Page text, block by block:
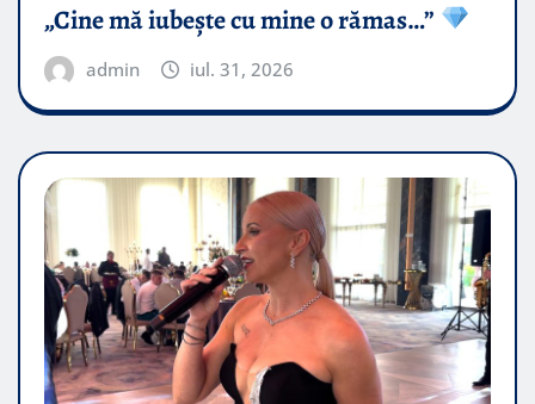
„Cine mă iubește cu mine o rămas…”
admin iul. 31, 2026